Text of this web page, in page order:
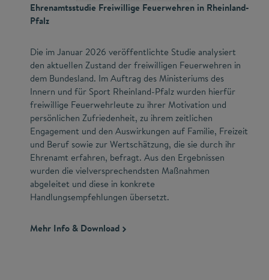
Ehrenamtsstudie Freiwillige Feuerwehren in Rheinland-
Pfalz
Die im Januar 2026 veröffentlichte Studie analysiert
den aktuellen Zustand der freiwilligen Feuerwehren in
dem Bundesland. Im Auftrag des Ministeriums des
Innern und für Sport Rheinland-Pfalz wurden hierfür
freiwillige Feuerwehrleute zu ihrer Motivation und
persönlichen Zufriedenheit, zu ihrem zeitlichen
Engagement und den Auswirkungen auf Familie, Freizeit
und Beruf sowie zur Wertschätzung, die sie durch ihr
Ehrenamt erfahren, befragt. Aus den Ergebnissen
wurden die vielversprechendsten Maßnahmen
abgeleitet und diese in konkrete
Handlungsempfehlungen übersetzt.
Mehr Info & Download